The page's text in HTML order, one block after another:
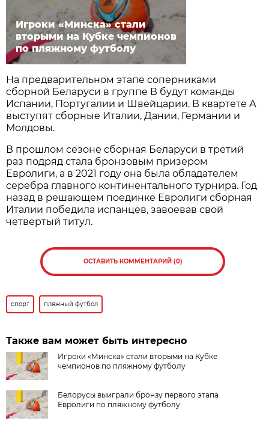
Игроки «Минска» стали
вторыми на Кубке чемпионов
по пляжному футболу
На предварительном этапе соперниками
сборной Беларуси в группе В будут команды
Испании, Португалии и Швейцарии. В квартете А
выступят сборные Италии, Дании, Германии и
Молдовы.
В прошлом сезоне сборная Беларуси в третий
раз подряд стала бронзовым призером
Евролиги, а в 2021 году она была обладателем
серебра главного континентального турнира. Год
назад в решающем поединке Евролиги сборная
Италии победила испанцев, завоевав свой
четвертый титул.
ОСТАВИТЬ КОММЕНТАРИЙ (0)
спорт пляжный футбол
Также вам может быть интересно
Игроки «Минска» стали вторыми на Кубке
чемпионов по пляжному футболу
Белорусы выиграли бронзу первого этапа
Евролиги по пляжному футболу